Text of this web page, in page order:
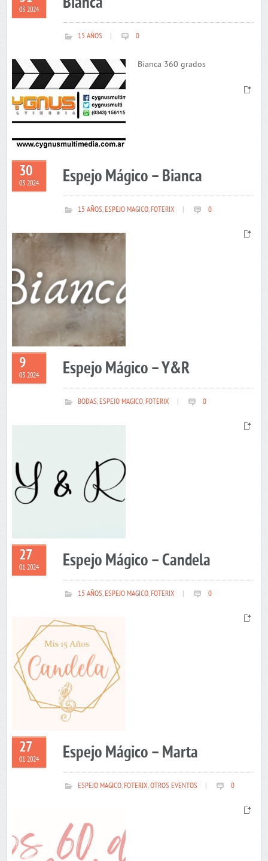
03 2024
15 AÑOS 0
Bianca 360 grados
30
03 2024 Espejo Mágico – Bianca
15 AÑOS,ESPEJO MAGICO,FOTERIX 0
9
03 2024 Espejo Mágico – Y&R
BODAS,ESPEJO MAGICO,FOTERIX 0
27
01 2024 Espejo Mágico – Candela
15 AÑOS,ESPEJO MAGICO,FOTERIX 0
27
01 2024 Espejo Mágico – Marta
ESPEJO MAGICO,FOTERIX,OTROS EVENTOS 0